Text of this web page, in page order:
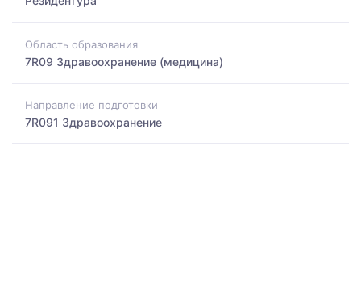
Область образования
7R09 Здравоохранение (медицина)
Направление подготовки
7R091 Здравоохранение